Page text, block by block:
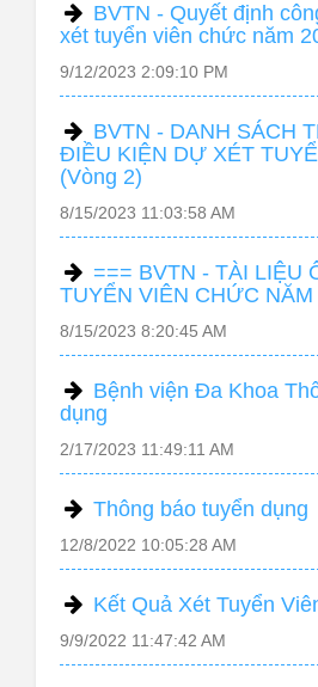
BVTN - Quyết định
xét tuyển viên chức năm
9/12/2023 2:09:10 PM
BVTN - DANH SÁCH
ĐIỀU KIỆN DỰ XÉT
(Vòng 2)
8/15/2023 11:03:58 AM
=== BVTN - TÀI LIỆU
TUYỂN VIÊN CHỨC
8/15/2023 8:20:45 AM
Bệnh viện Đa Khoa
dụng
2/17/2023 11:49:11 AM
Thông báo tuyển dụng
12/8/2022 10:05:28 AM
Kết Quả Xét Tuyển
9/9/2022 11:47:42 AM